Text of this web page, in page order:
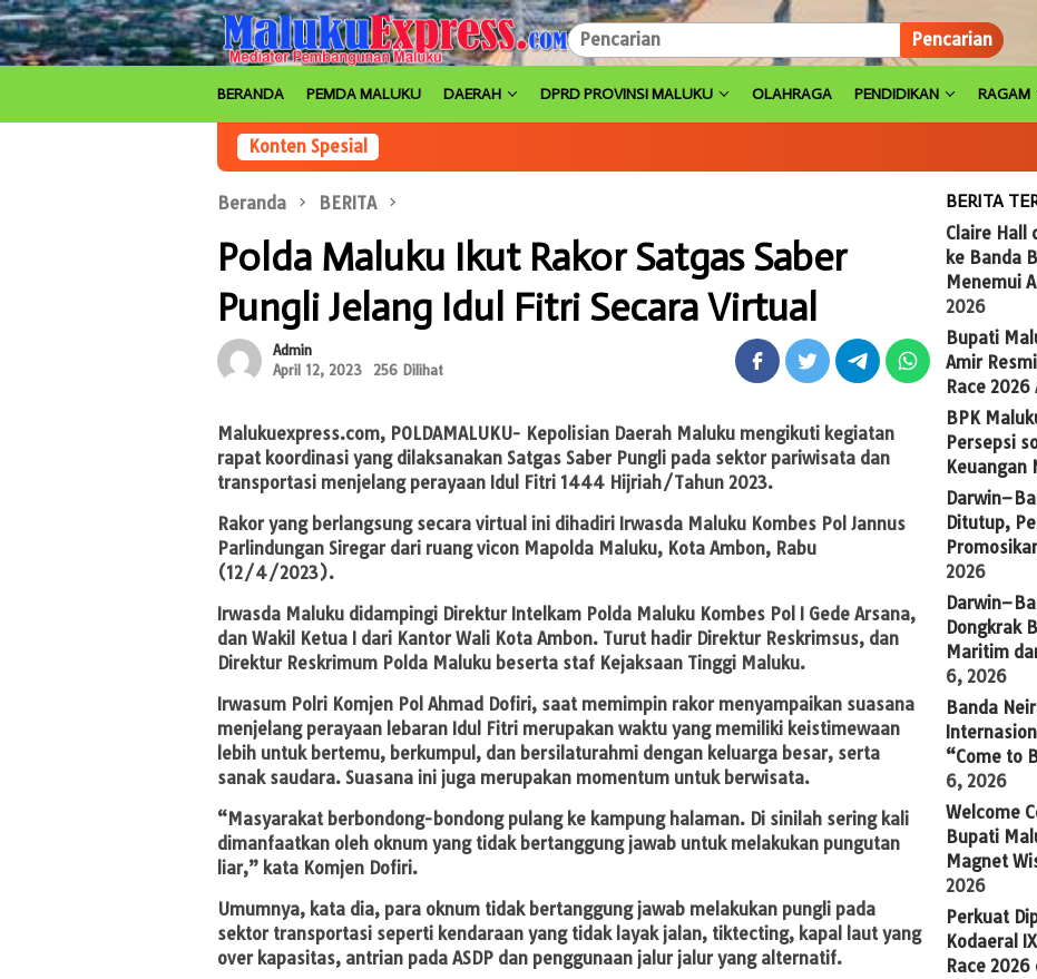
Loncat
ke
konten
Pencarian
BERANDA PEMDA MALUKU DAERAH DPRD PROVINSI MALUKU OLAHRAGA PENDIDIKAN RAGAM
Konten Spesial
Beranda BERITA
Polda Maluku Ikut Rakor Satgas Saber
Pungli Jelang Idul Fitri Secara Virtual
Admin
April 12, 2023
256 Dilihat
Malukuexpress.com, POLDAMALUKU- Kepolisian Daerah Maluku mengikuti kegiatan
rapat koordinasi yang dilaksanakan Satgas Saber Pungli pada sektor pariwisata dan
transportasi menjelang perayaan Idul Fitri 1444 Hijriah/Tahun 2023.
Rakor yang berlangsung secara virtual ini dihadiri Irwasda Maluku Kombes Pol Jannus
Parlindungan Siregar dari ruang vicon Mapolda Maluku, Kota Ambon, Rabu
(12/4/2023).
Irwasda Maluku didampingi Direktur Intelkam Polda Maluku Kombes Pol I Gede Arsana,
dan Wakil Ketua I dari Kantor Wali Kota Ambon. Turut hadir Direktur Reskrimsus, dan
Direktur Reskrimum Polda Maluku beserta staf Kejaksaan Tinggi Maluku.
Irwasum Polri Komjen Pol Ahmad Dofiri, saat memimpin rakor menyampaikan suasana
menjelang perayaan lebaran Idul Fitri merupakan waktu yang memiliki keistimewaan
lebih untuk bertemu, berkumpul, dan bersilaturahmi dengan keluarga besar, serta
sanak saudara. Suasana ini juga merupakan momentum untuk berwisata.
“Masyarakat berbondong-bondong pulang ke kampung halaman. Di sinilah sering kali
dimanfaatkan oleh oknum yang tidak bertanggung jawab untuk melakukan pungutan
liar,” kata Komjen Dofiri.
Umumnya, kata dia, para oknum tidak bertanggung jawab melakukan pungli pada
sektor transportasi seperti kendaraan yang tidak layak jalan, tiktecting, kapal laut yang
over kapasitas, antrian pada ASDP dan penggunaan jalur jalur yang alternatif.
BERITA
Claire Hall
ke Banda
Menemui
2026
Bupati
Amir
Race 2026
BPK
Persepsi
Keuangan
Ditutup,
2026
Dongkrak
Maritim
6, 2026
Banda
“Come to
6, 2026
Welcome
Bupati
Magnet
2026
Perkuat
Kodaeral
Race